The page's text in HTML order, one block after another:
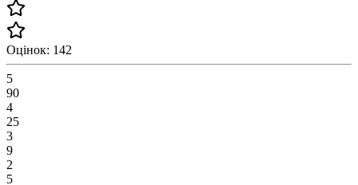
Оцінок: 142
5
90
4
25
3
9
2
5